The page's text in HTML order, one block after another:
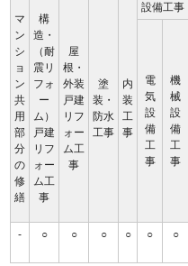
マ
ン
シ
ョ
ン
共
用
部
分
の
修
繕
構
造・
（耐
震リ
フォ
ー
ム）
戸建
リフ
ォー
ム工
事
屋
根・
外装
戸建
リフ
ォー
ム工
事
塗
装・
防水
工事
内
装
工
事
設備工事
電
気
設
備
工
事
機
械
設
備
工
事
- ○ ○ ○ ○ ○ ○